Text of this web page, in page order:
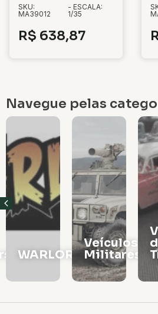
SKU:
MA39012
- ESCALA:
1/35
R$ 638,87
Navegue pelas
WARLORD
Veículos
Militares